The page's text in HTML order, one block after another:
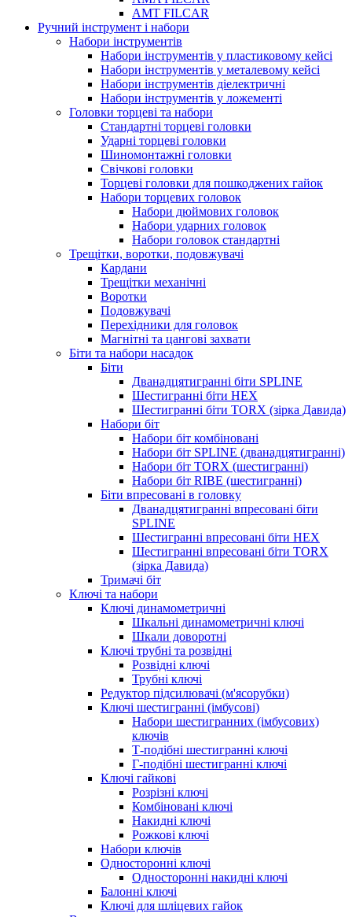
AMT FILCAR
Ручний інструмент і набори
Набори інструментів
Набори інструментів у пластиковому кейсі
Набори інструментів у металевому кейсі
Набори інструментів діелектричні
Набори інструментів у ложементі
Головки торцеві та набори
Стандартні торцеві головки
Ударні торцеві головки
Шиномонтажні головки
Свічкові головки
Торцеві головки для пошкоджених гайок
Набори торцевих головок
Набори дюймових головок
Набори ударних головок
Набори головок стандартні
Трещітки, воротки, подовжувачі
Кардани
Трещітки механічні
Воротки
Подовжувачі
Перехідники для головок
Магнітні та цангові захвати
Біти та набори насадок
Біти
Дванадцятигранні біти SPLINE
Шестигранні біти HEX
Шестигранні біти TORX (зірка Давида)
Набори біт
Набори біт комбіновані
Набори біт SPLINE (дванадцятигранні)
Набори біт TORX (шестигранні)
Набори біт RIBE (шестигранні)
Біти впресовані в головку
Дванадцятигранні впресовані біти
SPLINE
Шестигранні впресовані біти HEX
Шестигранні впресовані біти TORX
(зірка Давида)
Тримачі біт
Ключі та набори
Ключі динамометричні
Шкальні динамометричні ключі
Шкали доворотні
Ключі трубні та розвідні
Розвідні ключі
Трубні ключі
Редуктор підсилювачі (м'ясорубки)
Ключі шестигранні (імбусові)
Набори шестигранних (імбусових)
ключів
Т-подібні шестигранні ключі
Г-подібні шестигранні ключі
Ключі гайкові
Розрізні ключі
Комбіновані ключі
Накидні ключі
Рожкові ключі
Набори ключів
Односторонні ключі
Односторонні накидні ключі
Балонні ключі
Ключі для шліцевих гайок